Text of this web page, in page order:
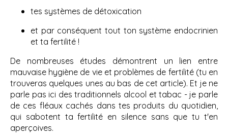
tes systèmes de détoxication
et par conséquent tout ton système endocrinien
et ta fertilité !
De nombreuses études démontrent un lien entre
mauvaise hygiène de vie et problèmes de fertilité (tu en
trouveras quelques unes au bas de cet article). Et je ne
parle pas ici des traditionnels alcool et tabac - je parle
de ces fléaux cachés dans tes produits du quotidien,
qui sabotent ta fertilité en silence sans que tu t'en
aperçoives.